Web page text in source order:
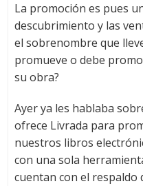
La promoción es pues
descubrimiento y las
el sobrenombre que
promueve o debe
su obra?
Ayer ya les hablaba
ofrece Livrada para
nuestros libros
con una sola
cuentan con el respaldo